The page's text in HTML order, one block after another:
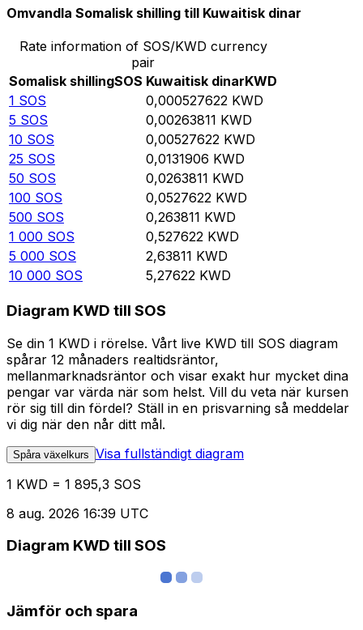
Omvandla Somalisk shilling till Kuwaitisk dinar
Rate information of SOS/KWD currency
pair
Somalisk shillingSOS Kuwaitisk dinarKWD
1 SOS 0,000527622 KWD
5 SOS 0,00263811 KWD
10 SOS 0,00527622 KWD
25 SOS 0,0131906 KWD
50 SOS 0,0263811 KWD
100 SOS 0,0527622 KWD
500 SOS 0,263811 KWD
1 000 SOS 0,527622 KWD
5 000 SOS 2,63811 KWD
10 000 SOS 5,27622 KWD
Diagram KWD till SOS
Se din 1 KWD i rörelse. Vårt live KWD till SOS diagram
spårar 12 månaders realtidsräntor,
mellanmarknadsräntor och visar exakt hur mycket dina
pengar var värda när som helst. Vill du veta när kursen
rör sig till din fördel? Ställ in en prisvarning så meddelar
vi dig när den når ditt mål.
Spåra växelkurs Visa fullständigt diagram
1 KWD = 1 895,3 SOS
8 aug. 2026 16:39 UTC
Diagram KWD till SOS
Jämför och spara